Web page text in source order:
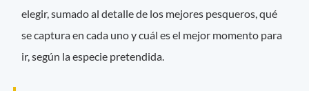
elegir, sumado al detalle de los mejores pesqueros, qué
se captura en cada uno y cuál es el mejor momento para
ir, según la especie pretendida.